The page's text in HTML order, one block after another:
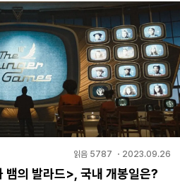
읽음 5787 ・ 2023.09.26
뱀의 발라드>, 국내 개봉일은?